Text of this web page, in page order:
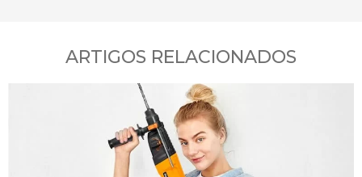
ARTIGOS RELACIONADOS